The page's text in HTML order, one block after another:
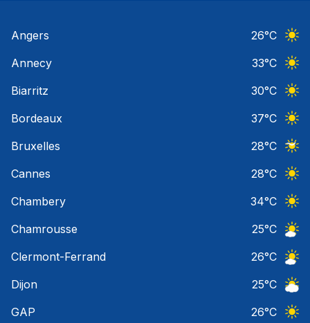
Angers 26°C
Annecy
33°C
Biarritz
30°C
Bordeaux
37°C
Bruxelles
28°C
Cannes
28°C
Chambery
34°C
Chamrousse
25°C
Clermont-Ferrand
26°C
Dijon
25°C
GAP
26°C